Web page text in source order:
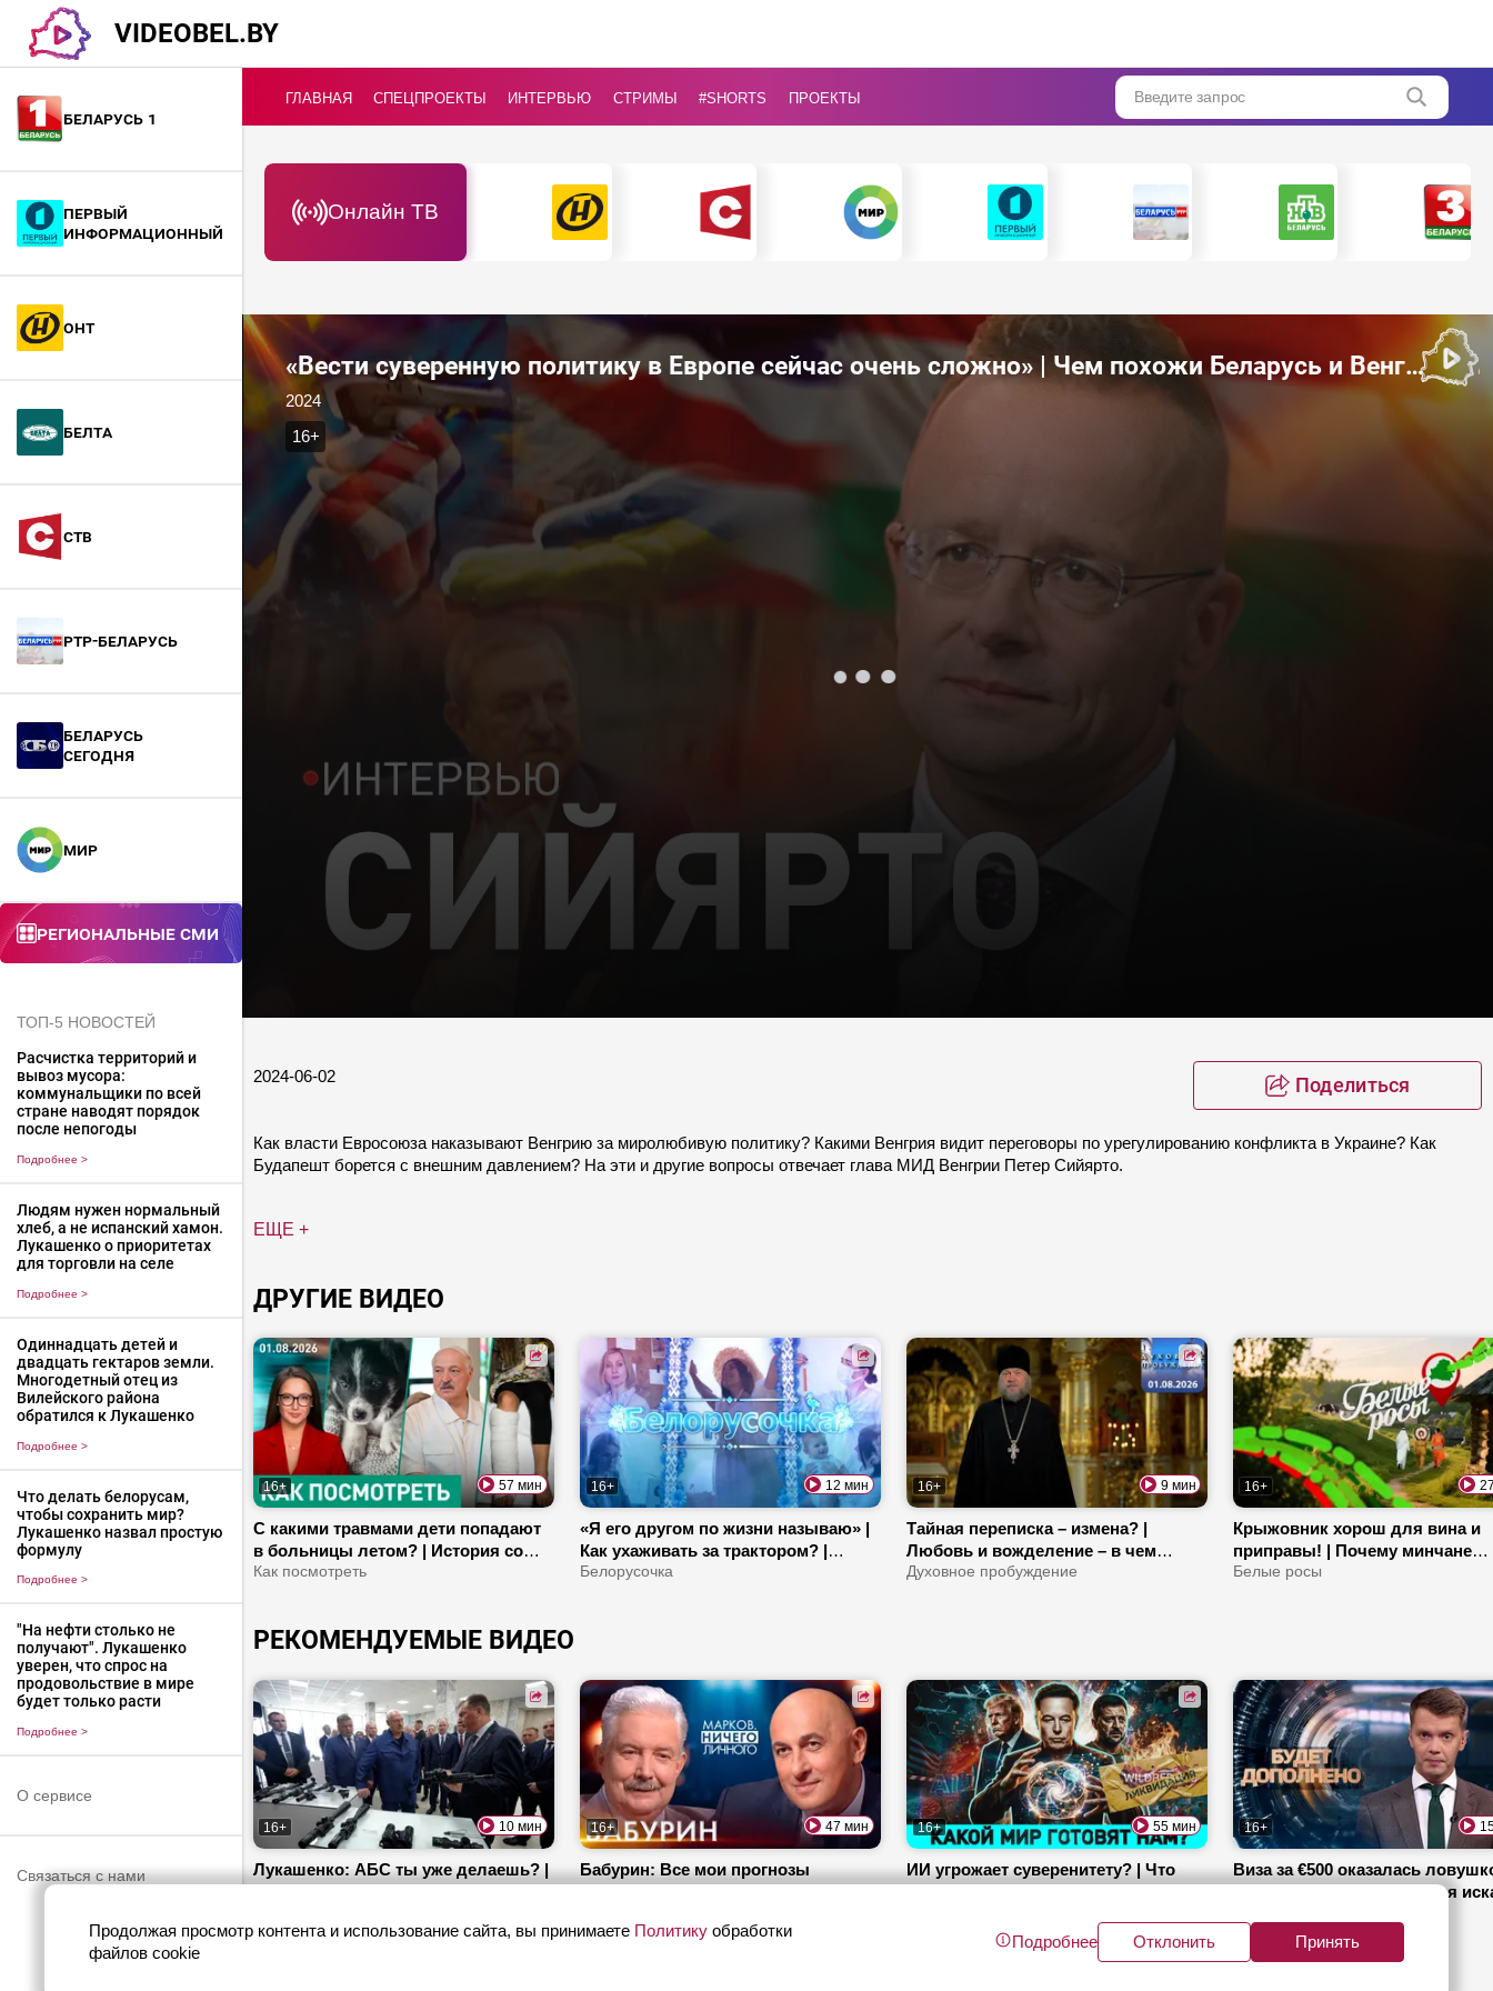
VIDEOBEL.BY
Беларусь 1
Первый
информационный
ОНТ
БелТА
СТВ
РТР-Беларусь
БЕЛАРУСЬ
СЕГОДНЯ
МИР
Региональные СМИ
ТОП-5 НОВОСТЕЙ
Расчистка территорий и
вывоз мусора:
коммунальщики по всей
стране наводят порядок
после непогоды
Подробнее >
Людям нужен нормальный
хлеб, а не испанский хамон.
Лукашенко о приоритетах
для торговли на селе
Подробнее >
Одиннадцать детей и
двадцать гектаров земли.
Многодетный отец из
Вилейского района
обратился к Лукашенко
Подробнее >
Что делать белорусам,
чтобы сохранить мир?
Лукашенко назвал простую
формулу
Подробнее >
"На нефти столько не
получают". Лукашенко
уверен, что спрос на
продовольствие в мире
будет только расти
Подробнее >
О сервисе
Связаться с нами
ГЛАВНАЯ СПЕЦПРОЕКТЫ ИНТЕРВЬЮ СТРИМЫ #Shorts ПРОЕКТЫ Введите запрос
Онлайн ТВ
«Вести суверенную политику в Европе сейчас очень сложно» | Чем похожи Беларусь и Венгрия? | Сийярто
2024
16+
2024-06-02 Поделиться
Как власти Евросоюза наказывают Венгрию за миролюбивую политику? Какими Венгрия видит переговоры по урегулированию конфликта в Украине? Как
Будапешт борется с внешним давлением? На эти и другие вопросы отвечает глава МИД Венгрии Петер Сийярто.
ЕЩЕ +
ДРУГИЕ ВИДЕО
16+ 57 мин
С какими травмами дети попадают
в больницы летом? | История со
щенками в Борисове – что
Как посмотреть
16+ 12 мин
«Я его другом по жизни называю» |
Как ухаживать за трактором? |
Тракторист – женская профессия?
Белорусочка
16+ 9 мин
Тайная переписка – измена? |
Любовь и вожделение – в чем
разница? | Что такое ревность?
Духовное пробуждение
16+
Крыжовник хорош для вина и
приправы! | Почему минчане
переехали в деревню? | Какой
Белые росы
РЕКОМЕНДУЕМЫЕ ВИДЕО
16+ 10 мин
Лукашенко: АБС ты уже делаешь? |
16+ 47 мин
Бабурин: Все мои прогнозы
Почему операция США в Иране
16+ 55 мин
ИИ угрожает суверенитету? | Что
мигранты?
16+
Виза за €500 оказалась
Как литовская организация
ответит за 115 пострадавших?
Продолжая просмотр контента и использование сайта, вы принимаете Политику обработки
файлов cookie
Подробнее Отклонить Принять